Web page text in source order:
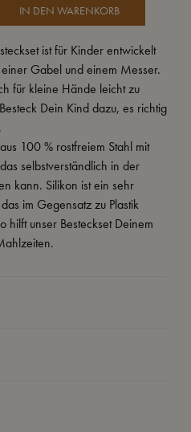
IN DEN WARENKORB
ist für Kinder entwickelt
Gabel und einem Messer.
für kleine Hände leicht zu
Dein Kind dazu, es richtig
100 % rostfreiem Stahl mit
selbstverständlich in der
kann. Silikon ist ein sehr
im Gegensatz zu Plastik
unser Besteckset Deinem